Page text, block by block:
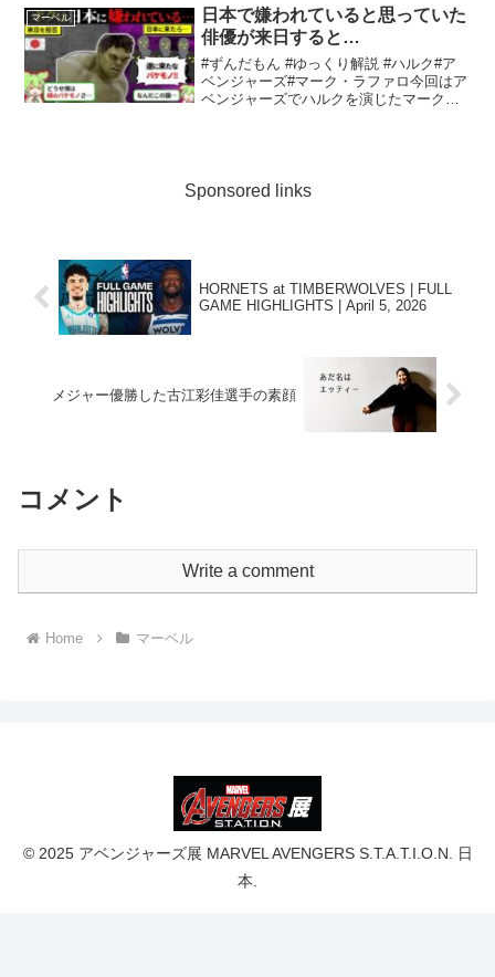
イ・コレクション◆ユーキャン通販ショ
ップー購入はこちらのサイトか...
マーベル
日本で嫌われていると思っていた
俳優が来日すると…
#ずんだもん #ゆっくり解説 #ハルク#ア
ベンジャーズ#マーク・ラファロ今回はア
ベンジャーズでハルクを演じたマーク・
Sponsored links
HORNETS at TIMBERWOLVES | FULL
GAME HIGHLIGHTS | April 5, 2026
メジャー優勝した古江彩佳選手の素顔
コメント
Write a comment
Home マーベル
© 2025 アベンジャーズ展 MARVEL AVENGERS S.T.A.T.I.O.N. 日
本.